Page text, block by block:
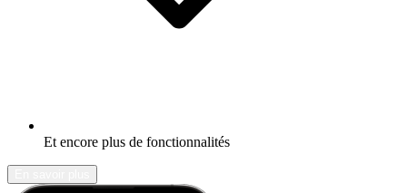
Et encore plus de fonctionnalités